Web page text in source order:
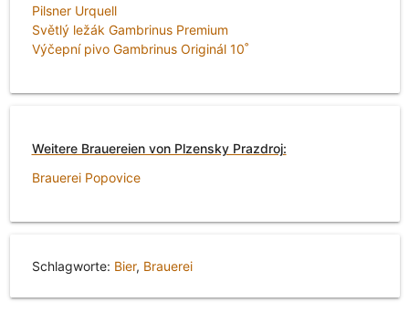
Pilsner Urquell
Světlý ležák Gambrinus Premium
Výčepní pivo Gambrinus Originál 10˚
Weitere Brauereien von Plzensky Prazdroj:
Brauerei Popovice
Schlagworte: Bier, Brauerei